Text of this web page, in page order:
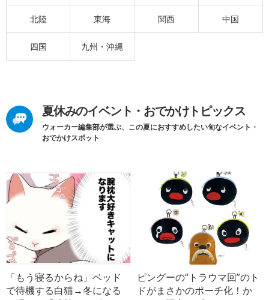
北陸 東海 関西 中国
四国 九州・沖縄
夏休みのイベント・おでかけトピックス
ウォーカー編集部が選ぶ、この夏におすすめしたい旬なイベント・
おでかけスポット
「もう寝るからね」ベッド
で待機する白猫→冬になる
ピングーの“トラウマ回”のト
ドがまさかのポーチ化！か